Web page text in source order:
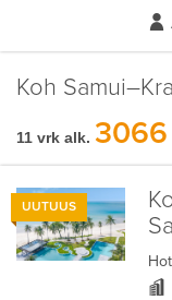
Koh
11 vrk alk.
UUTUUS